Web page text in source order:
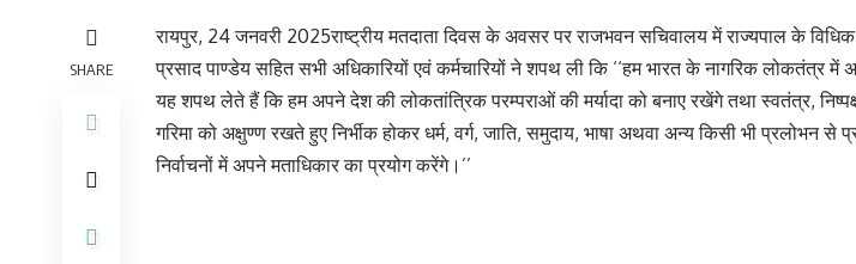
SHARE
रायपुर, 24 जनवरी 2025राष्ट्रीय मतदाता दिवस के अवसर पर राजभवन सचिवालय में राज्यपाल के विधिक
प्रसाद पाण्डेय सहित सभी अधिकारियों एवं कर्मचारियों ने शपथ ली कि ‘‘हम भारत के नागरिक लोकतंत्र
यह शपथ लेते हैं कि हम अपने देश की लोकतांत्रिक परम्पराओं की मर्यादा को बनाए रखेंगे तथा स्वतंत्र, निष्पक्ष
गरिमा को अक्षुण्ण रखते हुए निर्भीक होकर धर्म, वर्ग, जाति, समुदाय, भाषा अथवा अन्य किसी भी प्रलोभन से
निर्वाचनों में अपने मताधिकार का प्रयोग करेंगे।’’